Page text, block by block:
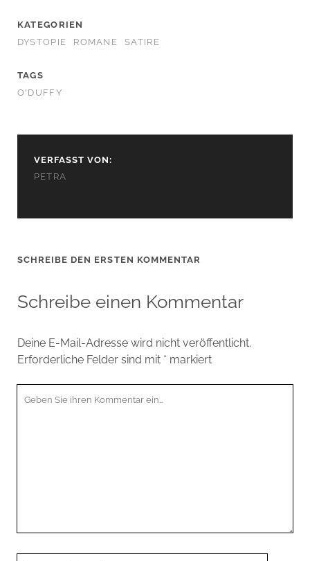
KATEGORIEN
DYSTOPIE
ROMANE SATIRE
TAGS
O'DUFFY
VERFASST VON:
PETRA
SCHREIBE DEN ERSTEN KOMMENTAR
Schreibe einen Kommentar
Deine E-Mail-Adresse wird nicht veröffentlicht.
Erforderliche Felder sind mit * markiert